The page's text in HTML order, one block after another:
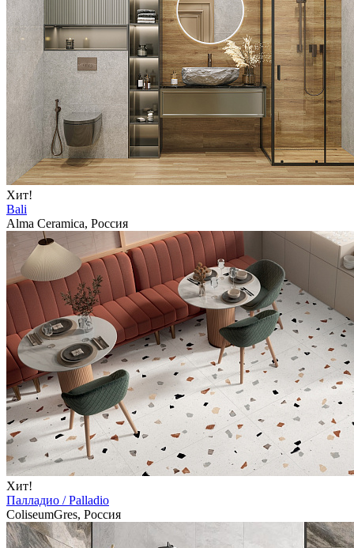
Хит!
Bali
Alma Ceramica, Россия
Хит!
Палладио / Palladio
ColiseumGres, Россия